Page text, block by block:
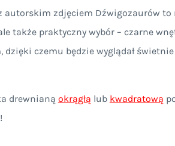
od
38,99 zł
do
autorskim zdjęciem Dźwigozaurów to
także praktyczny wybór – czarne
dzięki czemu będzie wyglądał świetnie
drewnianą okrągłą lub kwadratową